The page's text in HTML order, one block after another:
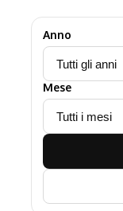
Anno
Mese